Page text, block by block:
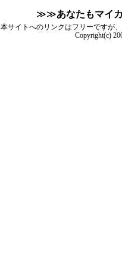
≫≫あなたもマイ
本サイトへのリンクはフリーですが
Copyright(c)